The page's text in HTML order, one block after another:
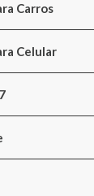
Carros
Celular